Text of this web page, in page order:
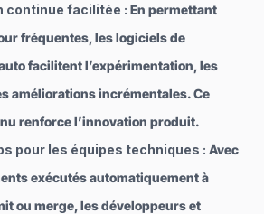
continue facilitée : En permettant
fréquentes, les logiciels de
facilitent l’expérimentation, les
améliorations incrémentales. Ce
renforce l’innovation produit.
pour les équipes techniques : Avec
exécutés automatiquement à
ou merge, les développeurs et